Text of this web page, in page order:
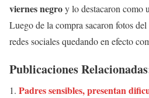
viernes negroy lo destacaron como
Luego de la compra sacaron fotos
redes sociales quedando en efecto
Publicaciones
Padres sensibles, presentan